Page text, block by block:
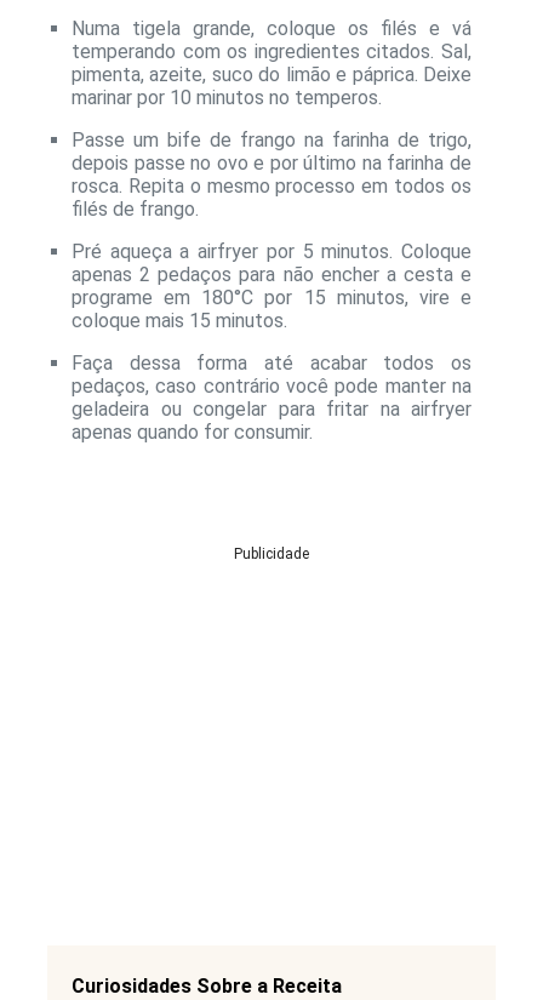
Numa tigela grande, coloque os filés e vá
temperando com os ingredientes citados. Sal,
pimenta, azeite, suco do limão e páprica. Deixe
marinar por 10 minutos no temperos.
Passe um bife de frango na farinha de trigo,
depois passe no ovo e por último na farinha de
rosca. Repita o mesmo processo em todos os
filés de frango.
Pré aqueça a airfryer por 5 minutos. Coloque
apenas 2 pedaços para não encher a cesta e
programe em 180°C por 15 minutos, vire e
coloque mais 15 minutos.
Faça dessa forma até acabar todos os
pedaços, caso contrário você pode manter na
geladeira ou congelar para fritar na airfryer
apenas quando for consumir.
Publicidade
Curiosidades Sobre a Receita